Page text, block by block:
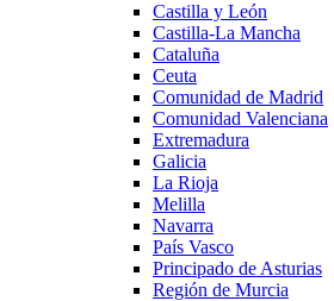
Castilla y León
Castilla-La Mancha
Cataluña
Ceuta
Comunidad de Madrid
Comunidad Valenciana
Extremadura
Galicia
La Rioja
Melilla
Navarra
País Vasco
Principado de Asturias
Región de Murcia